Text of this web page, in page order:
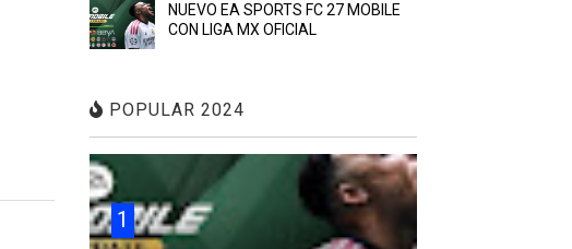
NUEVO EA SPORTS FC 27 MOBILE
CON LIGA MX OFICIAL
POPULAR 2024
1